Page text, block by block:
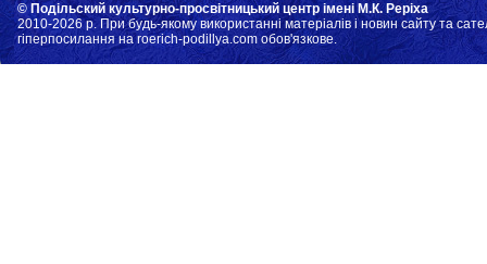
© Подільский культурно-просвітницький центр імені М.К. Реріха
2010-2026 р. При будь-якому використанні матеріалів і новин сайту та
гіперпосилання на roerich-podillya.com обов'язкове.